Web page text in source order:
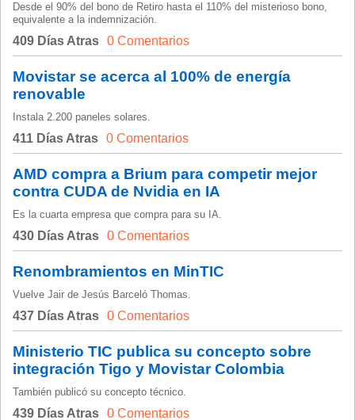
Desde el 90% del bono de Retiro hasta el 110% del misterioso bono,
equivalente a la indemnización.
409 Días Atras 0 Comentarios
Movistar se acerca al 100% de energía
renovable
Instala 2.200 paneles solares.
411 Días Atras 0 Comentarios
AMD compra a Brium para competir mejor
contra CUDA de Nvidia en IA
Es la cuarta empresa que compra para su IA.
430 Días Atras 0 Comentarios
Renombramientos en MinTIC
Vuelve Jair de Jesús Barceló Thomas.
437 Días Atras 0 Comentarios
Ministerio TIC publica su concepto sobre
integración Tigo y Movistar Colombia
También publicó su concepto técnico.
439 Días Atras 0 Comentarios